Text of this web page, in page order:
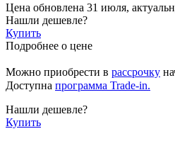
Цена обновлена 31 июля,
Нашли дешевле?
Купить
Подробнее о цене
Можно приобрести в рассрочку
Доступна программа Trade-in.
Нашли дешевле?
Купить